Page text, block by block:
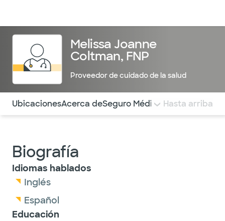
Melissa Joanne
Coltman, FNP
Proveedor de cuidado de la salud
Utilice esta navegación para saltar rápidamente a
UbicacionesAcerca deSeguro Médico COMENTARIOS
Hasta arriba
Biografía
Idiomas hablados
Inglés
Español
Educación